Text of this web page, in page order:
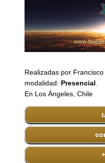
Realizadas por
modalidad: Presencial
En Los Ángeles, Chile